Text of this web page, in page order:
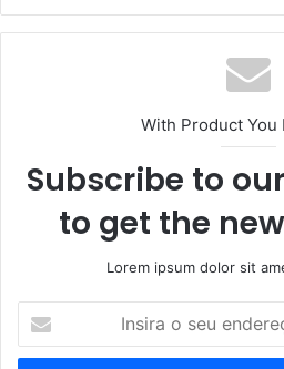
With Product You
Subscribe to
to get the
Lorem ipsum dolor sit
seu